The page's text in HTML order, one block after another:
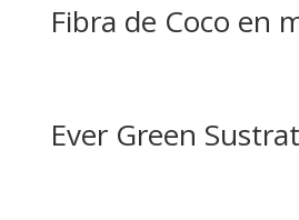
Fibra de Coco en
Ever Green